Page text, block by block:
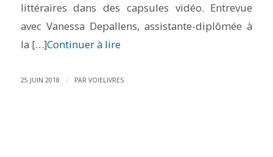
littéraires dans des capsules vidéo. Entrevue
avec Vanessa Depallens, assistante-diplômée à
la […]Continuer à lire
25 JUIN 2018 / PAR VOIELIVRES